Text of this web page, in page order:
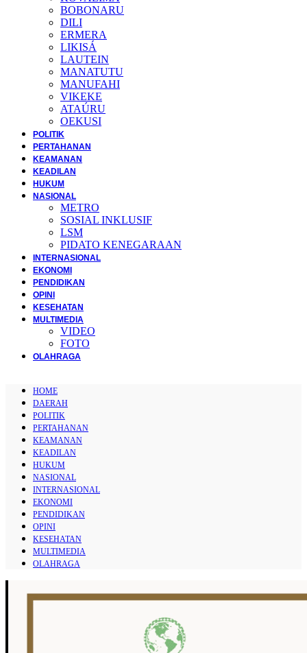
BOBONARU
DILI
ERMERA
LIKISÁ
LAUTEIN
MANATUTU
MANUFAHI
VIKEKE
ATAÚRU
OEKUSI
POLITIK
PERTAHANAN
KEAMANAN
KEADILAN
HUKUM
NASIONAL
METRO
SOSIAL INKLUSIF
LSM
PIDATO KENEGARAAN
INTERNASIONAL
EKONOMI
PENDIDIKAN
OPINI
KESEHATAN
MULTIMEDIA
VIDEO
FOTO
OLAHRAGA
HOME
DAERAH
POLITIK
PERTAHANAN
KEAMANAN
KEADILAN
HUKUM
NASIONAL
INTERNASIONAL
EKONOMI
PENDIDIKAN
OPINI
KESEHATAN
MULTIMEDIA
OLAHRAGA